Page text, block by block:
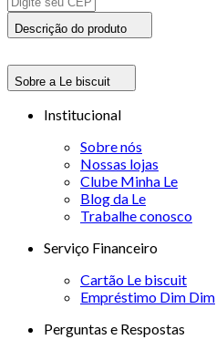
Descrição do produto
Sobre a Le biscuit
Institucional
Sobre nós
Nossas lojas
Clube Minha Le
Blog da Le
Trabalhe conosco
Serviço Financeiro
Cartão Le biscuit
Empréstimo Dim Dim
Perguntas e Respostas